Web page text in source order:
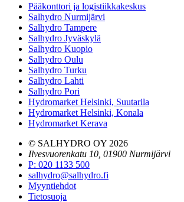
Pääkonttori ja logistiikkakeskus
Salhydro Nurmijärvi
Salhydro Tampere
Salhydro Jyväskylä
Salhydro Kuopio
Salhydro Oulu
Salhydro Turku
Salhydro Lahti
Salhydro Pori
Hydromarket Helsinki, Suutarila
Hydromarket Helsinki, Konala
Hydromarket Kerava
© SALHYDRO OY 2026
Ilvesvuorenkatu 10, 01900 Nurmijärvi
P: 020 1133 500
salhydro@salhydro.fi
Myyntiehdot
Tietosuoja